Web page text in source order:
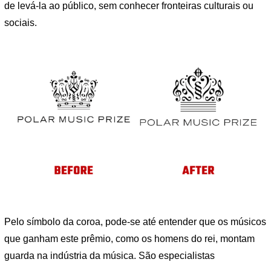
de levá-la ao público, sem conhecer fronteiras culturais ou
sociais.
Pelo símbolo da coroa, pode-se até entender que os músicos
que ganham este prêmio, como os homens do rei, montam
guarda na indústria da música. São especialistas